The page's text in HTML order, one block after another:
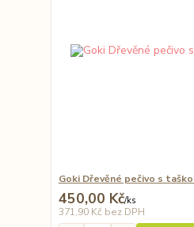
Goki Dřevěné pečivo s
450,00 Kč/ks
371,90 Kč bez DPH